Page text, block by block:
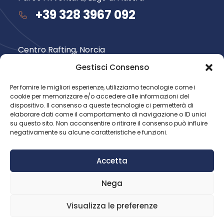
Gestisci Consenso
Per fornire le migliori esperienze, utilizziamo tecnologie come i
cookie per memorizzare e/o accedere alle informazioni del
dispositivo. Il consenso a queste tecnologie ci permetterà di
elaborare dati come il comportamento di navigazione o ID unici
su questo sito. Non acconsentire o ritirare il consenso può influire
negativamente su alcune caratteristiche e funzioni.
Accetta
Nega
Visualizza le preferenze
+39 328 3967 092
Centro Rafting, Norcia
+39 348 735 6565
Seguici su
© 2026 Avventura nel Parco.